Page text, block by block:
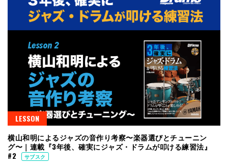
LESSON
横山和明によるジャズの音作り考察〜楽器選びとチューニン
グ〜｜連載『3年後、確実にジャズ・ドラムが叩ける練習法』
#2
サブスク